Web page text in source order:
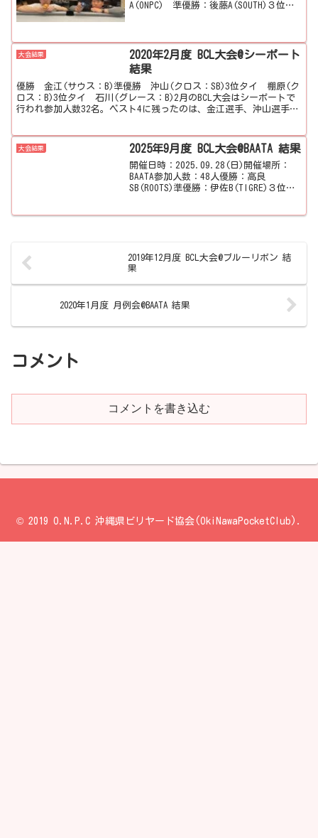
A(ONPC) 準優勝：後藤A(SOUTH)３位タ
大会結果
2020年2月度 BCL大会@シーポート
結果
優勝 金江(サウス：B)準優勝 沖山(クロス：SB)3位タイ 棚原(ク
ロス：B)3位タイ 石川(グレース：B)2月のBCL大会はシーポートで
行われ参加人数32名。ベスト4に残ったのは、金江選手、沖山選手、
大会結果 2025年9月度 BCL大会@BAATA 結果
開催日時：2025.09.28(日)開催場所：
BAATA参加人数：48人優勝：高良
SB(ROOTS)準優勝：伊佐B(TIGRE)３位タ
2019年12月度 BCL大会@ブルーリボン 結
果
2020年1月度 月例会@BAATA 結果
コメント
コメントを書き込む
© 2019 O.N.P.C 沖縄県ビリヤード協会(OkiNawaPocketClub).